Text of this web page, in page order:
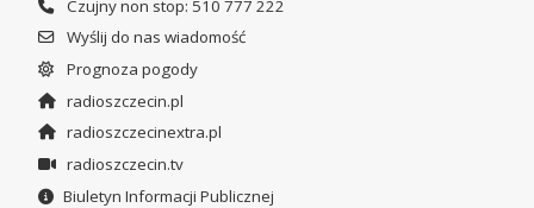
Czujny non stop: 510 777 222
Wyślij do nas wiadomość
Prognoza pogody
radioszczecin.pl
radioszczecinextra.pl
radioszczecin.tv
Biuletyn Informacji Publicznej